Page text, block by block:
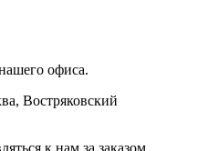
офиса.
Востряковский
к нам за заказом,